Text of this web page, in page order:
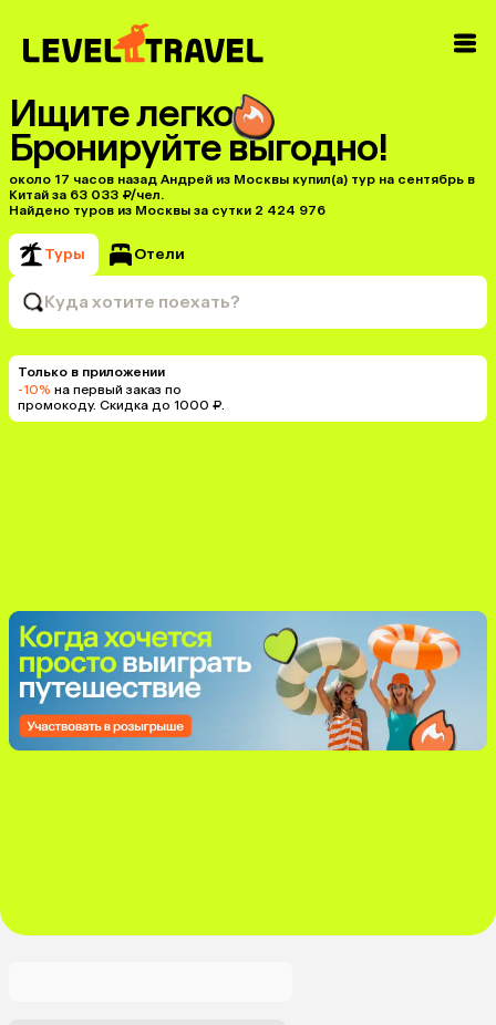
Ищите легко
Бронируйте выгодно!
около 17 часов назад Андрей из Москвы купил(a) тур на сентябрь в
Китай за 63 033 ₽/чел.
Найдено туров из Москвы за сутки 2 424 976
Туры Отели
Куда хотите поехать?
Только в приложении
-10% на первый заказ по
промокоду. Скидка до 1000 ₽.